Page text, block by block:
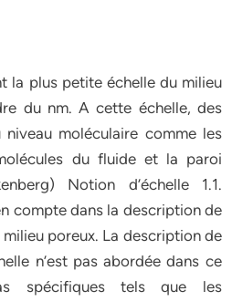
la plus petite échelle du milieu
du nm. A cette échelle, des
niveau moléculaire comme les
du fluide et la paroi
Notion d’échelle 1.1.
compte dans la description de
milieu poreux. La description de
n’est pas abordée dans ce
spécifiques tels que les